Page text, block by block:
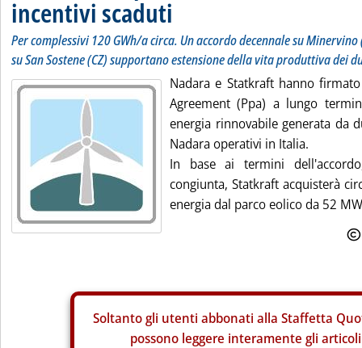
incentivi scaduti
Per complessivi 120 GWh/a circa. Un accordo decennale su
su San Sostene (CZ) supportano estensione della vita produttiva dei
Nadara e Statkraft hanno
Agreement (Ppa) a lungo
energia rinnovabile generata da
Nadara operativi in Italia.
In base ai termini
congiunta, Statkraft acquisterà
energia dal parco eolico da 52
Soltanto gli utenti abbonati alla Staffetta
possono leggere interamente gli